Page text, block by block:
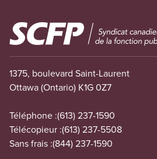
Image
1375, boulevard Saint-Laurent
Ottawa (Ontario) K1G 0Z7
Téléphone :(613) 237-1590
Télécopieur :(613) 237-5508
Sans frais :(844) 237-1590